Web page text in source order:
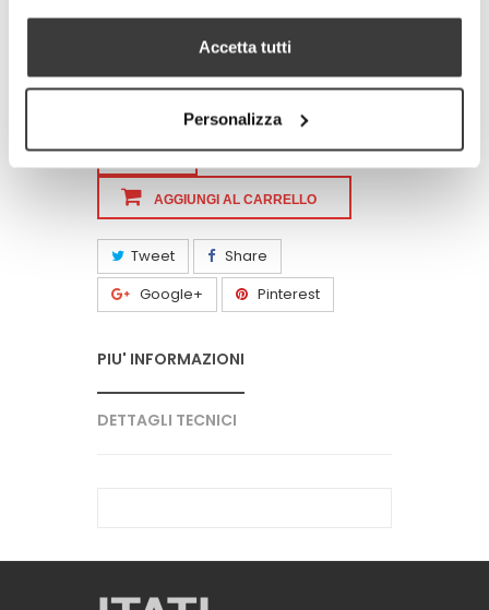
Accetta tutti
Personalizza
- +
AGGIUNGI AL CARRELLO
Tweet
Share
Google+
Pinterest
PIU' INFORMAZIONI
DETTAGLI TECNICI